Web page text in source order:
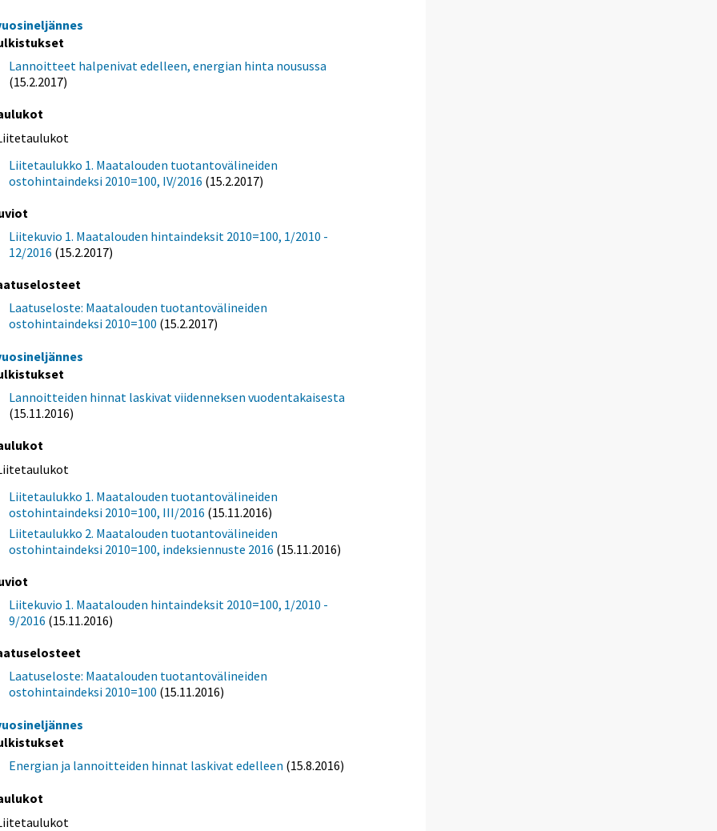
Lannoitteet halpenivat edelleen, energian hinta nousussa
(15.2.2017)
Liitetaulukko 1. Maatalouden tuotantovälineiden
ostohintaindeksi 2010=100, IV/2016 (15.2.2017)
Liitekuvio 1. Maatalouden hintaindeksit 2010=100, 1/2010 -
12/2016 (15.2.2017)
Laatuseloste: Maatalouden tuotantovälineiden
ostohintaindeksi 2010=100 (15.2.2017)
Lannoitteiden hinnat laskivat viidenneksen vuodentakaisesta
(15.11.2016)
Liitetaulukko 1. Maatalouden tuotantovälineiden
ostohintaindeksi 2010=100, III/2016 (15.11.2016)
Liitetaulukko 2. Maatalouden tuotantovälineiden
ostohintaindeksi 2010=100, indeksiennuste 2016 (15.11.2016)
Liitekuvio 1. Maatalouden hintaindeksit 2010=100, 1/2010 -
9/2016 (15.11.2016)
Laatuseloste: Maatalouden tuotantovälineiden
ostohintaindeksi 2010=100 (15.11.2016)
Energian ja lannoitteiden hinnat laskivat edelleen (15.8.2016)